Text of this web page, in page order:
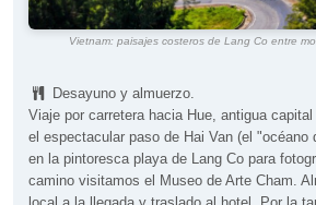
Vietnam: paisajes costeros de Lang Co entre
Desayuno y almuerzo.
Viaje por carretera hacia Hue, antigua
el espectacular paso de Hai Van (el "océano
en la pintoresca playa de Lang Co para
camino visitamos el Museo de Arte Cham.